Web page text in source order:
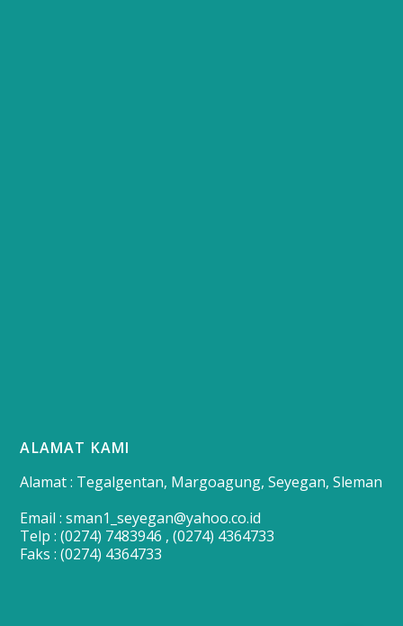
ALAMAT KAMI
Alamat : Tegalgentan, Margoagung, Seyegan, Sleman
Email : sman1_seyegan@yahoo.co.id
Telp : (0274) 7483946 , (0274) 4364733
Faks : (0274) 4364733